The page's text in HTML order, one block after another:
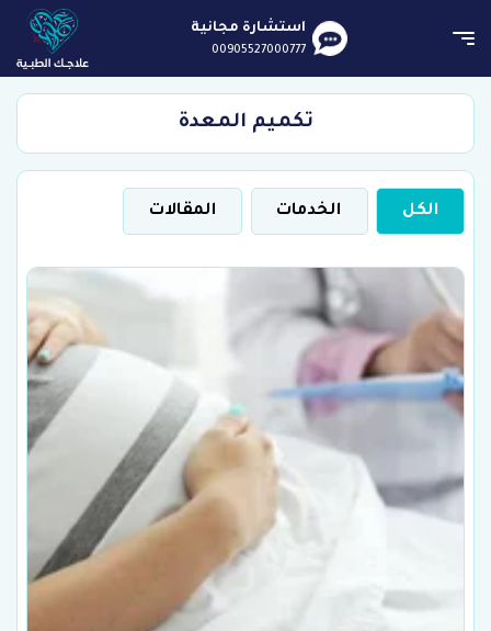
استشارة مجانية
00905527000777
تكميم المعدة
الكل الخدمات المقالات